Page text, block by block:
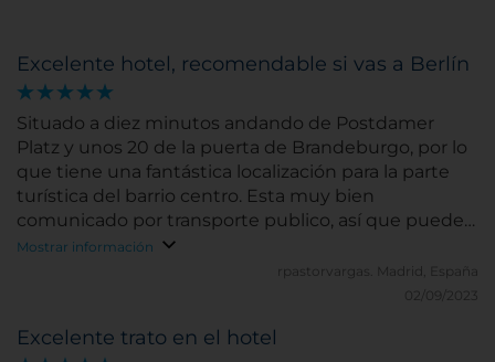
Excelente hotel, recomendable si vas a Berlín
Situado a diez minutos andando de Postdamer
Platz y unos 20 de la puerta de Brandeburgo, por lo
que tiene una fantástica localización para la parte
turística del barrio centro. Esta muy bien
comunicado por transporte publico, así que puedes
moverte por toda la ciudad sin problema. Hotel
moderno, con detalles modernos y personal amable
Mostrar información
rpastorvargas.
Madrid, España
02/09/2023
Excelente trato en el hotel